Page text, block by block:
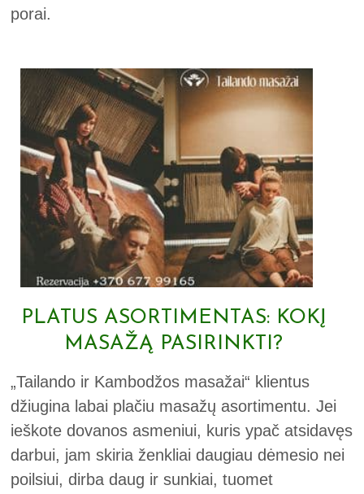
porai.
PLATUS ASORTIMENTAS: KOKĮ
MASAŽĄ PASIRINKTI?
„Tailando ir Kambodžos masažai“ klientus
džiugina labai plačiu masažų asortimentu. Jei
ieškote dovanos asmeniui, kuris ypač atsidavęs
darbui, jam skiria ženkliai daugiau dėmesio nei
poilsiui, dirba daug ir sunkiai, tuomet